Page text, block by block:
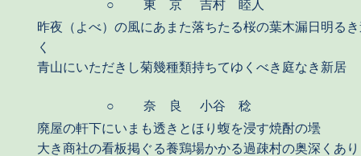
○ 東 京
吉村 睦人
昨夜（よべ）の風にあまた落ちたる桜の葉木漏日明る
く
青山にいただきし菊幾種類持ちてゆくべき庭なき新居
○ 奈 良
小谷 稔
廃屋の軒下にいまも透きとほり蝮を浸す焼酎の壜
大き商社の看板掲ぐる養鶏場かかる過疎村の奥深くあり